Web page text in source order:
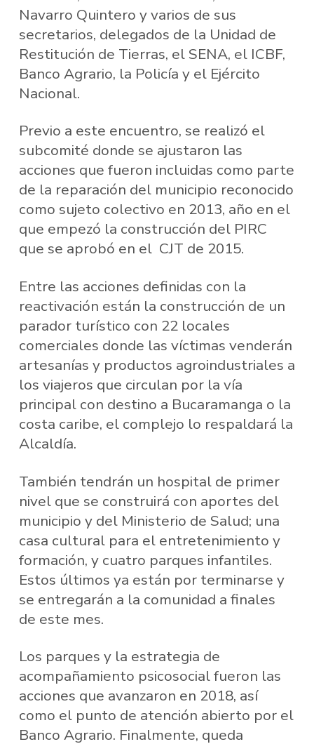
Navarro Quintero y varios de sus
secretarios, delegados de la Unidad de
Restitución de Tierras, el SENA, el ICBF,
Banco Agrario, la Policía y el Ejército
Nacional.
Previo a este encuentro, se realizó el
subcomité donde se ajustaron las
acciones que fueron incluidas como parte
de la reparación del municipio reconocido
como sujeto colectivo en 2013, año en el
que empezó la construcción del PIRC
que se aprobó en el CJT de 2015.
Entre las acciones definidas con la
reactivación están la construcción de un
parador turístico con 22 locales
comerciales donde las víctimas venderán
artesanías y productos agroindustriales a
los viajeros que circulan por la vía
principal con destino a Bucaramanga o la
costa caribe, el complejo lo respaldará la
Alcaldía.
También tendrán un hospital de primer
nivel que se construirá con aportes del
municipio y del Ministerio de Salud; una
casa cultural para el entretenimiento y
formación, y cuatro parques infantiles.
Estos últimos ya están por terminarse y
se entregarán a la comunidad a finales
de este mes.
Los parques y la estrategia de
acompañamiento psicosocial fueron las
acciones que avanzaron en 2018, así
como el punto de atención abierto por el
Banco Agrario. Finalmente, queda